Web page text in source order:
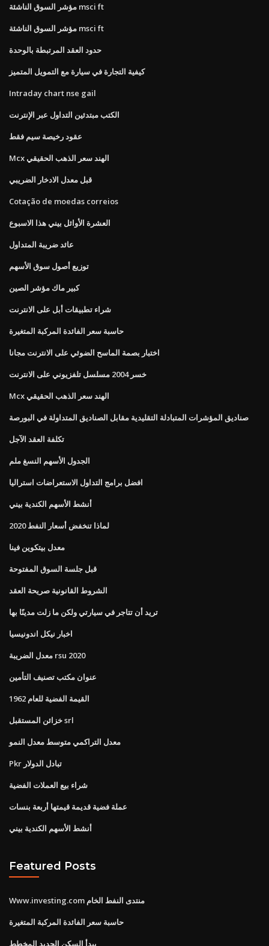
مؤشر السوق الناشئة msci ft
مؤشر السوق الناشئة msci ft
حدود العقد المرتبطة بالوحدة
كيفية التجارة في سيارة مع التمويل المتميز
Intraday chart nse gail
الكتب مبتدئين التداول عبر الإنترنت
عقود رخيصة سيم فقط
Mcx الهند سعر الذهب الحقيقي
قبل معدل الادخار الضريبي
Cotação de moedas correios
العشرة الأوائل بيني هذا الاسبوع
عائد ضريبة المتداول
توزيع أصول سوق الأسهم
كبير ماك مؤشر الصين
شراء تطبيقات أبل على الانترنت
حاسبة سعر الفائدة المركبة المتغيرة
اختبار بصمة الماسح الضوئي على الانترنت مجانا
خسر 2004 مسلسل تلفزيوني على الانترنت
Mcx الهند سعر الذهب الحقيقي
صناديق المؤشرات المتبادلة التقليدية مقابل الصناديق المتداولة في البورصة
تكلفة العقد الآجل
الجدول الأسهم النسغ ملم
افضل برامج التداول الاستعراضات استراليا
أنشط الأسهم الكندية بيني
لماذا تنخفض أسعار النفط 2020
معدل بيتكوين فينا
قبل جلسة السوق المفتوحة
الشروط القانونية صريحة العقد
تريد أن تتاجر في سيارتي ولكن ما زلت مدينًا بها
اخبار نيكل اندونيسيا
معدل الضريبة rsu 2020
عنوان مكتب تصنيف التأمين
القيمة الفضية للعام 1962
خزائن المستقبل srl
معدل التراكمي متوسط ​​معدل النمو
Pkr تبادل الدولار
شراء بيع العملات الفضية
عملة فضية قديمة قيمتها أربعة بنسات
أنشط الأسهم الكندية بيني
Featured Posts
Www.investing.com منتدى النفط الخام
حاسبة سعر الفائدة المركبة المتغيرة
يبدأ السكن الجديد المخطط